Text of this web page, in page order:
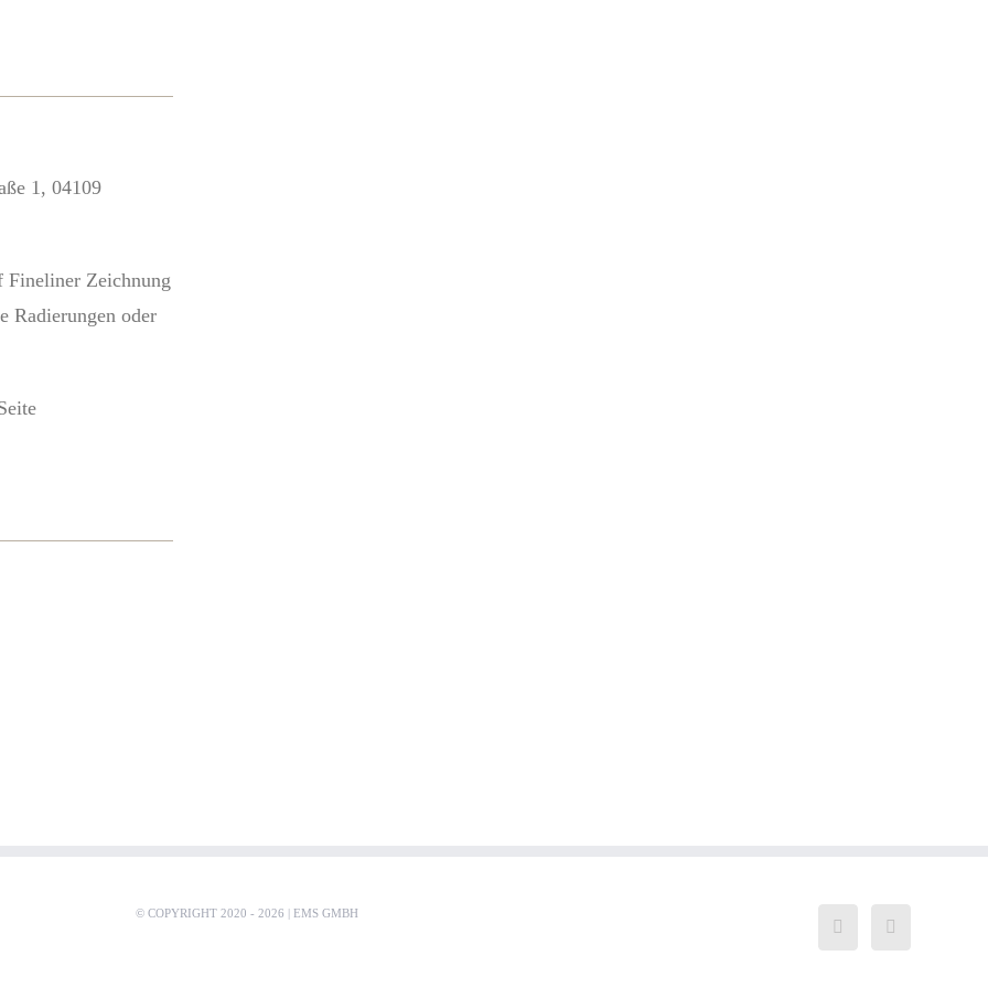
1, 04109
Fineliner Zeichnung
Radierungen oder
© COPYRIGHT 2020 - 2026 | EMS GMBH